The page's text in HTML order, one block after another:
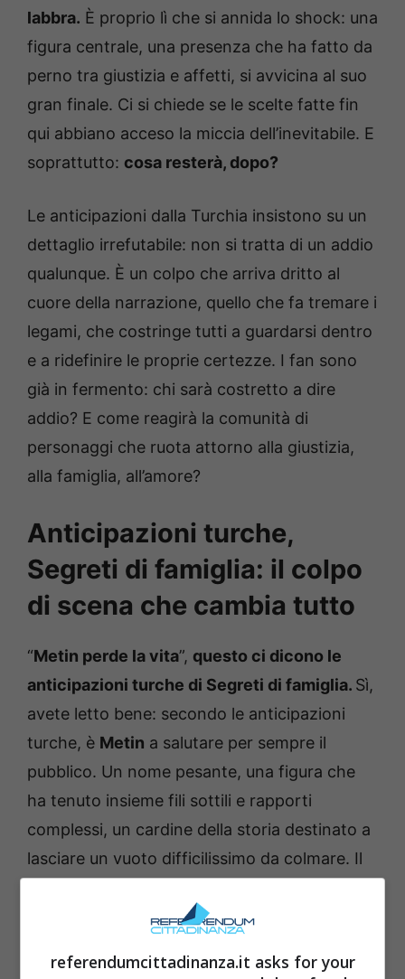
labbra. È proprio lì che si annida lo shock: una
figura centrale, una presenza che ha fatto da
perno tra giustizia e affetti, si avvicina al suo
gran finale. Ci si chiede se le scelte fatte fin
qui abbiano acceso la miccia dell’inevitabile. E
soprattutto: cosa resterà, dopo?
Le anticipazioni dalla Turchia insistono su un
dettaglio irrefutabile: non si tratta di un addio
qualunque. È un colpo che arriva dritto al
cuore della narrazione, quello che fa tremare i
legami, che costringe tutti a guardarsi dentro
e a ridefinire le proprie certezze. I fan sono
già in fermento: chi sarà costretto a dire
addio? E come reagirà la comunità di
personaggi che ruota attorno alla giustizia,
alla famiglia, all’amore?
Anticipazioni turche,
Segreti di famiglia: il colpo
di scena che cambia tutto
“Metin perde la vita”, questo ci dicono le
anticipazioni turche di Segreti di famiglia. Sì,
avete letto bene: secondo le anticipazioni
turche, è Metin a salutare per sempre il
pubblico. Un nome pesante, una figura che
ha tenuto insieme fili sottili e rapporti
complessi, un cardine della storia destinato a
lasciare un vuoto difficilissimo da colmare. Il
si parla da giorni.
referendumcittadinanza.it asks for your